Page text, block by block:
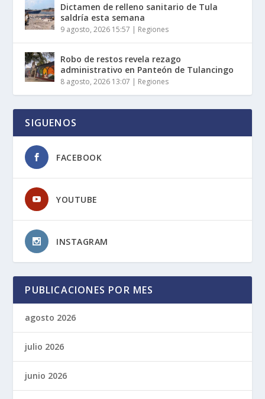
Dictamen de relleno sanitario de Tula
saldría esta semana
9 agosto, 2026 15:57 | Regiones
Robo de restos revela rezago
administrativo en Panteón de Tulancingo
8 agosto, 2026 13:07 | Regiones
SIGUENOS
FACEBOOK
YOUTUBE
INSTAGRAM
PUBLICACIONES POR MES
agosto 2026
julio 2026
junio 2026